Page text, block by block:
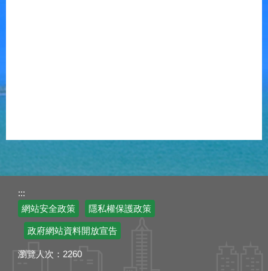
:::
網站安全政策
隱私權保護政策
政府網站資料開放宣告
瀏覽人次： 2260